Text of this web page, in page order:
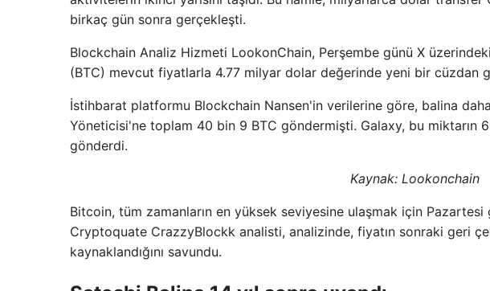
birkaç gün sonra gerçekleşti.
Blockchain Analiz Hizmeti LookonChain, Perşembe günü X
(BTC) mevcut fiyatlarla 4.77 milyar dolar değerinde yeni bir cüzdan
İstihbarat platformu Blockchain Nansen'in verilerine göre, balina
Yöneticisi'ne toplam 40 bin 9 BTC göndermişti. Galaxy, bu miktarın
gönderdi.
Kaynak:Lookonchain
Bitcoin, tüm zamanların en yüksek seviyesine ulaşmak için Pazartesi
Cryptoquate CrazzyBlockk analisti, analizinde, fiyatın sonraki geri
kaynaklandığını savundu.